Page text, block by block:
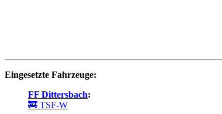
Eingesetzte Fahrzeuge:
FF Dittersbach:
🚒 TSF-W